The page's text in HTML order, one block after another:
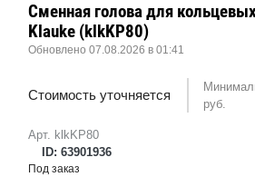
Арт. klkKP80
ID: 63901936
Сменная голова для
Klauke (klkKP80)
Обновлено 07.08.2026 в 01:41
Стоимость уточняется
руб.
Под заказ